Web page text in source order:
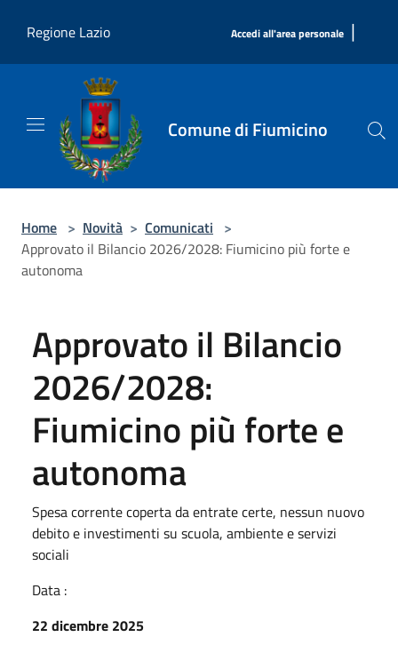
Regione Lazio
Accedi all'area personale |
Comune di Fiumicino
Home > Novità > Comunicati >
Approvato il Bilancio 2026/2028: Fiumicino più forte e
autonoma
Approvato il Bilancio
2026/2028:
Fiumicino più forte e
autonoma
Spesa corrente coperta da entrate certe, nessun nuovo
debito e investimenti su scuola, ambiente e servizi
sociali
Data :
22 dicembre 2025